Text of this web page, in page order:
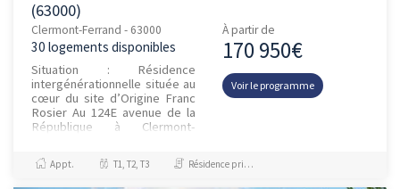
(63000)
Clermont-Ferrand - 63000
30 logements disponibles
Situation : Résidence
intergénérationnelle située au
cœur du site d’Origine Franc
Rosier Au 124E avenue de la
République à Clermont-
services médicaux dont le C...
À partir de
170 950€
Voir le programme
Appt. T1, T2, T3 Résidence principale / PTZ, Investissement et Défiscalisation